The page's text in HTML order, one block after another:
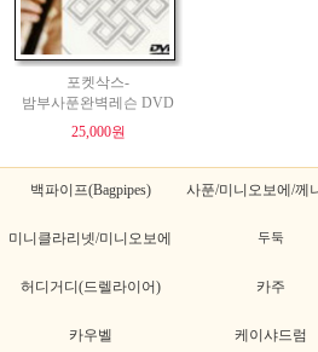
포켓삭스-
밤부사푼완벽레슨 DVD
25,000원
백파이프(Bagpipes)
미니클라리넷/미니오보에 두둑
허디거디(드렐라이어) 카주
카우벨 케이샤드럼